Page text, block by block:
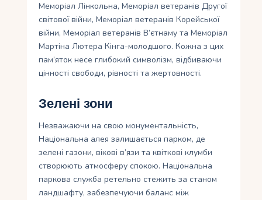
Меморіал Лінкольна, Меморіал ветеранів Другої
світової війни, Меморіал ветеранів Корейської
війни, Меморіал ветеранів В’єтнаму та Меморіал
Мартіна Лютера Кінга-молодшого. Кожна з цих
пам’яток несе глибокий символізм, відбиваючи
цінності свободи, рівності та жертовності.
Зелені зони
Незважаючи на свою монументальність,
Національна алея залишається парком, де
зелені газони, вікові в’язи та квіткові клумби
створюють атмосферу спокою. Національна
паркова служба ретельно стежить за станом
ландшафту, забезпечуючи баланс між